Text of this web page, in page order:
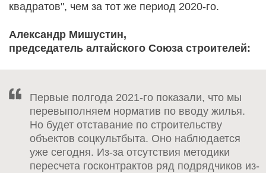
квадратов", чем за тот же период 2020-го.
Александр Мишустин,
председатель алтайского Союза строителей:
Первые полгода 2021-го показали, что мы
перевыполняем норматив по вводу жилья.
Но будет отставание по строительству
объектов соцкультбыта. Оно наблюдается
уже сегодня. Из-за отсутствия методики
пересчета госконтрактов ряд подрядчиков из-